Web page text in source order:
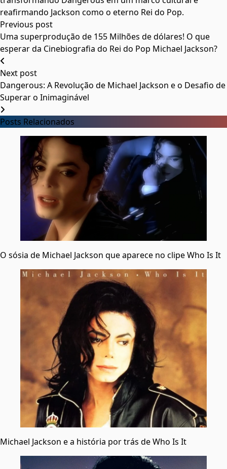
reafirmando Jackson como o eterno Rei do Pop.
Previous post
Uma superprodução de 155 Milhões de dólares! O que
esperar da Cinebiografia do Rei do Pop Michael Jackson?
Next post
Dangerous: A Revolução de Michael Jackson e o Desafio de
Superar o Inimaginável
Posts Relacionados
O sósia de Michael Jackson que aparece no clipe Who Is It
Michael Jackson e a história por trás de Who Is It